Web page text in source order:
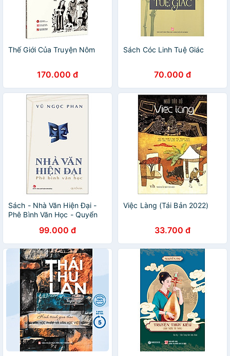
Thế Giới Của Truyện Nôm
170.000 đ
Sách Cóc Linh Tuệ Giác
70.000 đ
Sách - Nhà Văn Hiện Đại -
Phê Bình Văn Học - Quyển
99.000 đ
Việc Làng (Tái Bản 2022)
33.700 đ